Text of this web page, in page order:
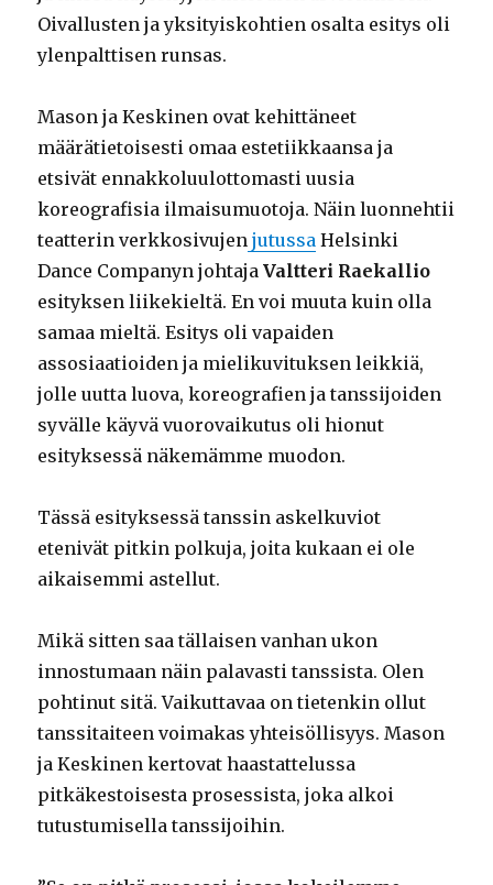
Oivallusten ja yksityiskohtien osalta esitys oli
ylenpalttisen runsas.
Mason ja Keskinen ovat kehittäneet
määrätietoisesti omaa estetiikkaansa ja
etsivät ennakkoluulottomasti uusia
koreografisia ilmaisumuotoja. Näin luonnehtii
teatterin verkkosivujen jutussa Helsinki
Dance Companyn johtajaValtteri Raekallio
esityksen liikekieltä. En voi muuta kuin olla
samaa mieltä. Esitys oli vapaiden
assosiaatioiden ja mielikuvituksen leikkiä,
jolle uutta luova, koreografien ja tanssijoiden
syvälle käyvä vuorovaikutus oli hionut
esityksessä näkemämme muodon.
Tässä esityksessä tanssin askelkuviot
etenivät pitkin polkuja, joita kukaan ei ole
aikaisemmi astellut.
Mikä sitten saa tällaisen vanhan ukon
innostumaan näin palavasti tanssista. Olen
pohtinut sitä. Vaikuttavaa on tietenkin ollut
tanssitaiteen voimakas yhteisöllisyys. Mason
ja Keskinen kertovat haastattelussa
pitkäkestoisesta prosessista, joka alkoi
tutustumisella tanssijoihin.